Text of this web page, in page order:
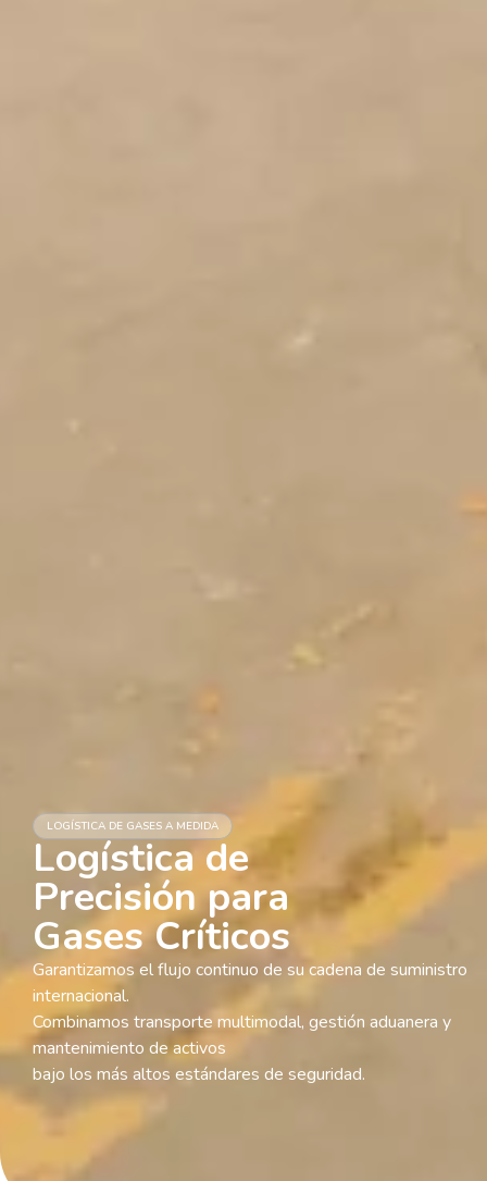
LOGÍSTICA DE GASES A MEDIDA
Logística de
Precisión para
Gases Críticos
Garantizamos el flujo continuo de su cadena de suministro
internacional.
Combinamos transporte multimodal, gestión aduanera y
mantenimiento de activos
bajo los más altos estándares de seguridad.